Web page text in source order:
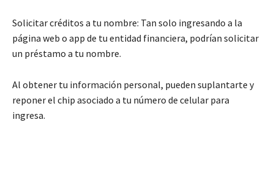
Solicitar créditos a tu nombre: Tan solo ingresando a la
página web o app de tu entidad financiera, podrían solicitar
un préstamo a tu nombre.
Al obtener tu información personal, pueden suplantarte y
reponer el chip asociado a tu número de celular para
ingresa.